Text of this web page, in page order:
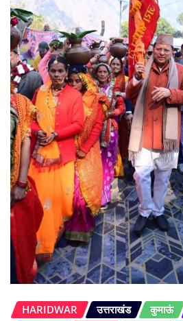
HARIDWAR उत्तराखंड कुमाऊं